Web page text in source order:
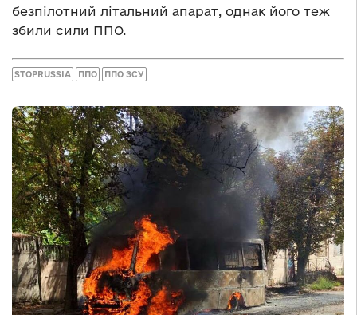
безпілотний літальний апарат, однак його теж
збили сили ППО.
STOPRUSSIA ППО ППО ЗСУ